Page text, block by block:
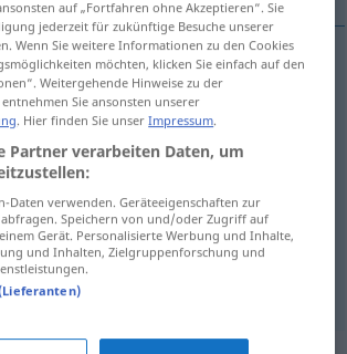
tapadera
tapadera FIG
(≈ pretexto)
auf „Fortfahren ohne Akzeptieren“. Sie
jederzeit für zukünftige Besuche unserer
Wenn Sie weitere Informationen zu den Cookies
möchten, klicken Sie einfach auf den
Weitergehende Hinweise zu der
Sie ansonsten unserer
. Hier finden Sie unserImpressum.
Partner verarbeiten Daten, um
Daten verwenden. Geräteeigenschaften zur
Speichern von und/oder Zugriff auf
Gerät. Personalisierte Werbung und Inhalte,
und Inhalten, Zielgruppenforschung und